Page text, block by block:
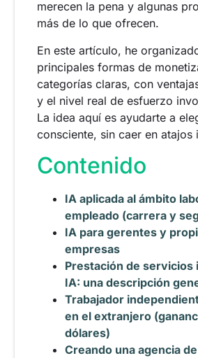
merecen la pena y algunas
más de lo que ofrecen.
En este artículo, he
principales formas de
categorías claras, con
y el nivel real de esfuerzo
La idea aquí es ayudarte a
consciente, sin caer en atajos
Contenido
IA aplicada al ámbito
empleado (carrera y
IA para gerentes y
empresas
Prestación de servicios
IA: una descripción
Trabajador
en el extranjero
dólares)
Creando una agencia